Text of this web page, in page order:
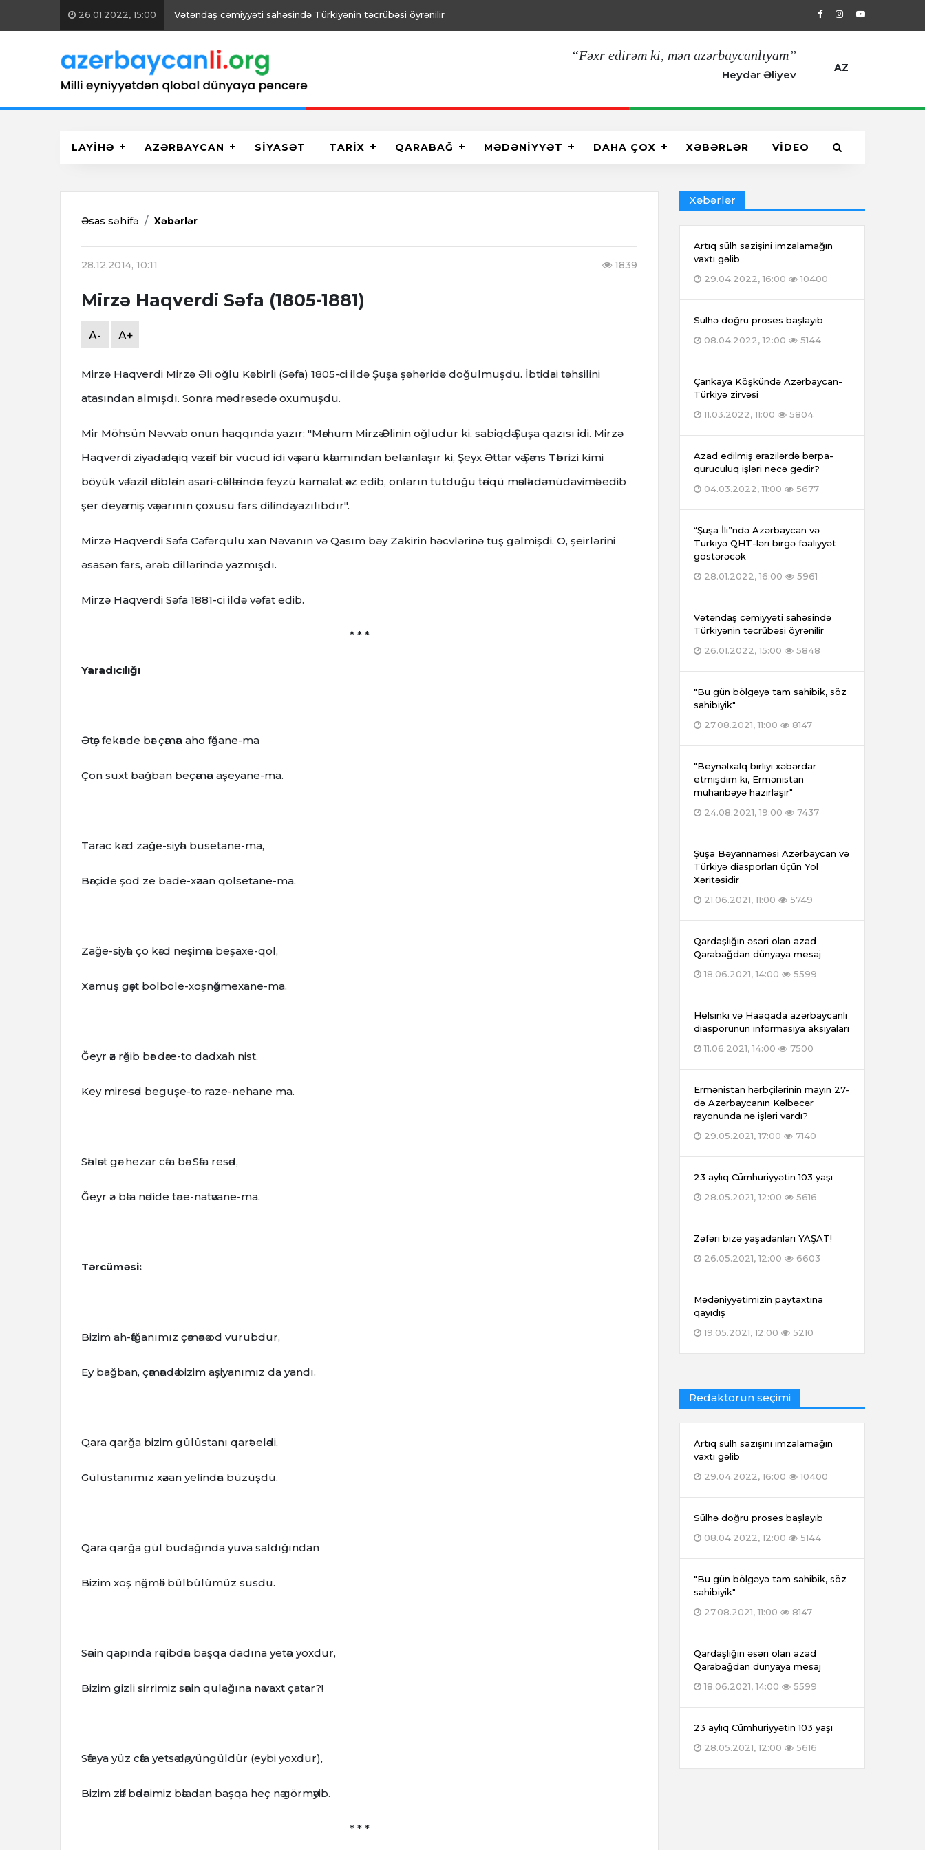
26.01.2022, 15:00 Vətəndaş cəmiyyəti sahəsində Türkiyənin təcrübəsi öyrənilir 29.04.2022, 16:00 Artıq sülh
“Fəxr edirəm ki, mən azərbaycanlıyam”
Heydər Əliyev
AZ
LAYİHƏ AZƏRBAYCAN SİYASƏT TARİX QARABAĞ MƏDƏNİYYƏT DAHA ÇOX XƏBƏRLƏR VİDEO
Əsas səhifə Xəbərlər
28.12.2014, 10:11 1839
Mirzə Haqverdi Səfa (1805-1881)
A- A+
Mirzə Haqverdi Mirzə Əli oğlu Kəbirli (Səfa) 1805-ci ildə Şuşa şəhəridə doğulmuşdu. İbtidai təhsilini
atasından almışdı. Sonra mədrəsədə oxumuşdu.
Mir Möhsün Nəvvab onun haqqında yazır: "Mәrhum Mirzә Әlinin oğludur ki, sabiqdә Şuşa qazısı idi. Mirzә
Haqverdi ziyadә dәqiq vә zәrif bir vücud idi vә әşarü kәlamından belә anlaşır ki, Şeyx Әttar vә Şәms Tәbrizi kimi
böyük vә fazil әdiblәrin asari-cәlilәlәrindәn feyzü kamalat әxz edib, onların tutduğu tәriqü mәslәkdә müdavimәt edib
şer deyәrmiş vә әşarının çoxusu fars dilindә yazılıbdır".
Mirzə Haqverdi Səfa Cəfərqulu xan Nəvanın və Qasım bəy Zakirin həcvlərinə tuş gəlmişdi. O, şeirlərini
əsasən fars, ərəb dillərində yazmışdı.
Mirzə Haqverdi Səfa 1881-ci ildə vəfat edib.
* * *
Yaradıcılığı
Әtәş fekәnde bәr çәmәn aho fәğane-ma
Çon suxt bağban beçәmәn aşeyane-ma.
Tarac kәrd zağe-siyәh busetane-ma,
Bәrçide şod ze bade-xәzan qolsetane-ma.
Zağe-siyәh ço kәrd neşimәn beşaxe-qol,
Xamuş gәşt bolbole-xoşnәğmexane-ma.
Ğeyr әz rәğib bәr dәre-to dadxah nist,
Key miresәd beguşe-to raze-nehane ma.
Sәhlәst gәr hezar cәfa bәr Sәfa resәd,
Ğeyr әz bәla nәdide tәne-natәvane-ma.
Tərcüməsi:
Bizim ah-әfğanımız çәmәnә od vurubdur,
Ey bağban, çәmәndә bizim aşiyanımız da yandı.
Qara qarğa bizim gülüstanı qarәt elәdi,
Gülüstanımız xәzan yelindәn büzüşdü.
Qara qarğa gül budağında yuva saldığından
Bizim xoş nәğmәli bülbülümüz susdu.
Sәnin qapında rәqibdәn başqa dadına yetәn yoxdur,
Bizim gizli sirrimiz sәnin qulağına nә vaxt çatar?!
Sәfaya yüz cәfa yetsә dә, yüngüldür (eybi yoxdur),
Bizim zәif bәdәnimiz bәladan başqa heç nә görmәyib.
* * *
Xəbərlər
Artıq sülh sazişini imzalamağın
vaxtı gəlib
29.04.2022, 16:00
10400
Sülhə doğru proses başlayıb
08.04.2022, 12:00
5144
Çankaya Köşkündə Azərbaycan-
Türkiyə zirvəsi
11.03.2022, 11:00
5804
Azad edilmiş ərazilərdə bərpa-
quruculuq işləri necə gedir?
04.03.2022, 11:00
5677
“Şuşa İli”ndə Azərbaycan və
Türkiyə QHT-ləri birgə fəaliyyət
göstərəcək
28.01.2022, 16:00
5961
Vətəndaş cəmiyyəti sahəsində
Türkiyənin təcrübəsi öyrənilir
26.01.2022, 15:00
5848
"Bu gün bölgəyə tam sahibik, söz
sahibiyik"
27.08.2021, 11:00
8147
"Beynəlxalq birliyi xəbərdar
etmişdim ki, Ermənistan
müharibəyə hazırlaşır"
24.08.2021, 19:00
7437
Şuşa Bəyannaməsi Azərbaycan və
Türkiyə diasporları üçün Yol
Xəritəsidir
21.06.2021, 11:00
5749
Qardaşlığın əsəri olan azad
Qarabağdan dünyaya mesaj
18.06.2021, 14:00
5599
Helsinki və Haaqada azərbaycanlı
diasporunun informasiya aksiyaları
11.06.2021, 14:00
7500
Ermənistan hərbçilərinin mayın 27-
də Azərbaycanın Kəlbəcər
rayonunda nə işləri vardı?
29.05.2021, 17:00
7140
23 aylıq Cümhuriyyətin 103 yaşı
28.05.2021, 12:00
5616
Zəfəri bizə yaşadanları YAŞAT!
26.05.2021, 12:00
6603
Mədəniyyətimizin paytaxtına
qayıdış
19.05.2021, 12:00
5210
Redaktorun seçimi
Artıq sülh sazişini imzalamağın
vaxtı gəlib
29.04.2022, 16:00
10400
Sülhə doğru proses başlayıb
08.04.2022, 12:00
5144
"Bu gün bölgəyə tam sahibik, söz
sahibiyik"
27.08.2021, 11:00
8147
Qardaşlığın əsəri olan azad
Qarabağdan dünyaya mesaj
18.06.2021, 14:00
5599
23 aylıq Cümhuriyyətin 103 yaşı
28.05.2021, 12:00
5616